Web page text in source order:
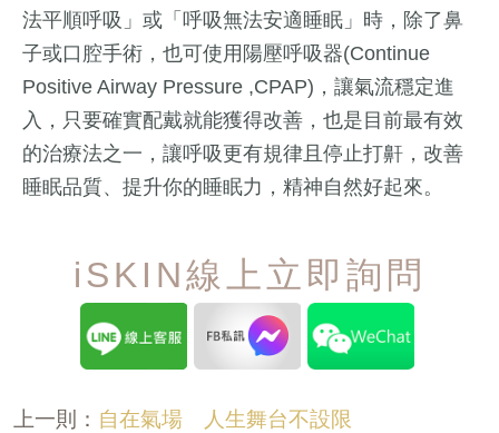
法平順呼吸」或「呼吸無法安適睡眠」時，除了鼻
子或口腔手術，也可使用陽壓呼吸器(Continue
Positive Airway Pressure ,CPAP)，讓氣流穩定進
入，只要確實配戴就能獲得改善，也是目前最有效
的治療法之一，讓呼吸更有規律且停止打鼾，改善
睡眠品質、提升你的睡眠力，精神自然好起來。
iSKIN線上立即詢問
上一則： 自在氣場 人生舞台不設限